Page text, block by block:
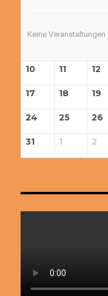
Keine Veranstaltungen
10 11 12
17 18 19
24 25 26
31 1 2